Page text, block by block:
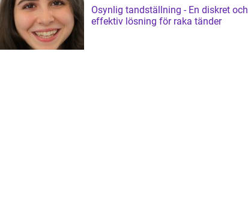
Osynlig tandställning - En diskret och
effektiv lösning för raka tänder